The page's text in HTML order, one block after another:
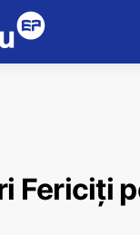
Fericiți